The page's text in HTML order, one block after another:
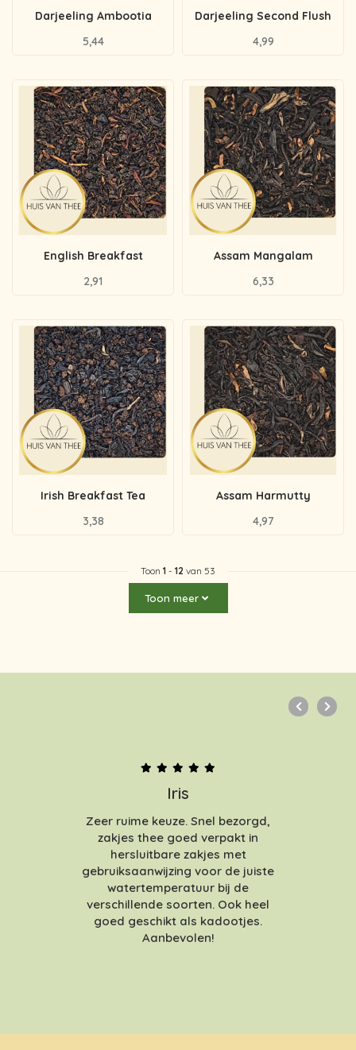
Darjeeling Ambootia
5,44
Darjeeling Second Flush
4,99
English Breakfast
2,91
Assam Mangalam
6,33
Irish Breakfast Tea
3,38
Assam Harmutty
4,97
Toon 1 - 12 van 53
Toon meer
Iris
Zeer ruime keuze. Snel bezorgd,
zakjes thee goed verpakt in
hersluitbare zakjes met
gebruiksaanwijzing voor de juiste
watertemperatuur bij de
verschillende soorten. Ook heel
goed geschikt als kadootjes.
Aanbevolen!